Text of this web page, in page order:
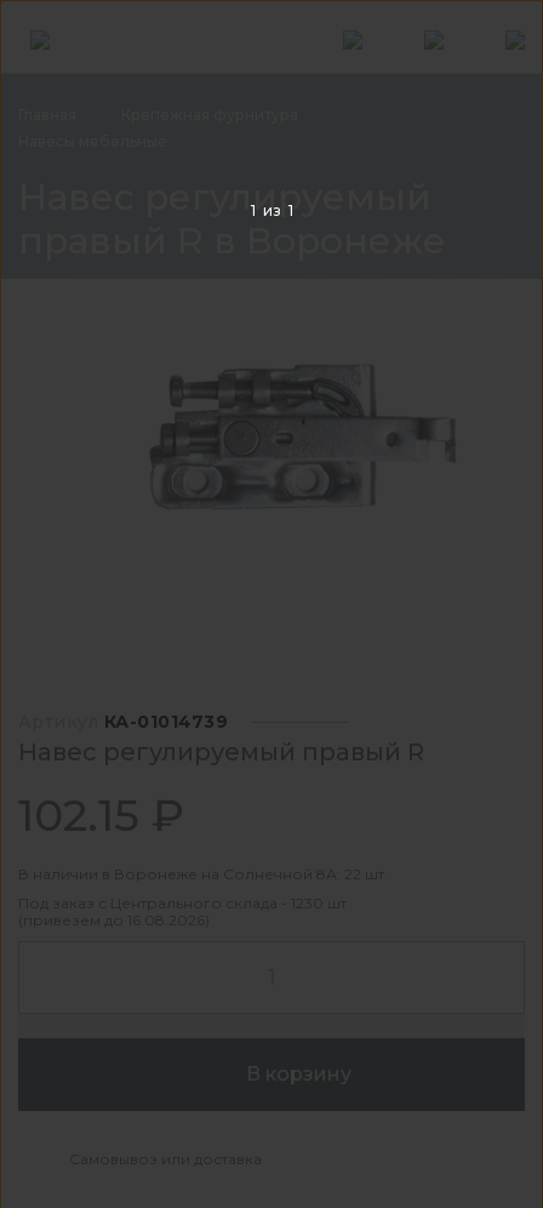
Навес регулируемый
КА-01014739
Навес регулируемый правый R
102.15 ₽
В наличии в Воронеже на Солнечной 8А: 22 шт
Под заказ с Центрального склада - 1230 шт
(привезем до 16.08.2026)
В корзину
Самовывоз или доставка
1 из 1